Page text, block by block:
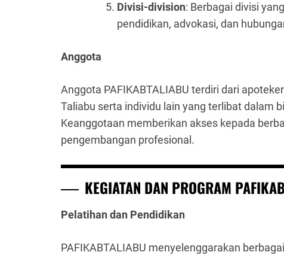
Divisi-division: Berbagai divisi
pendidikan, advokasi, dan
Anggota
Anggota PAFIKABTALIABU terdiri dari
Taliabu serta individu lain yang terlibat dalam
Keanggotaan memberikan akses kepada
pengembangan profesional.
KEGIATAN DAN PROGRAM
Pelatihan dan Pendidikan
PAFIKABTALIABU menyelenggarakan